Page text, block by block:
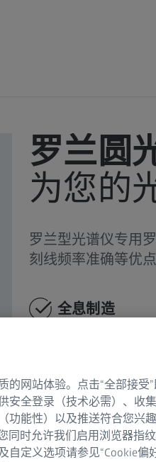
罗兰圆
为您的
罗兰型光谱仪专用
刻线频率准确等优
全息制造
杂散光少
VUV效率高
可随时量产
的网站体验。点击“全部接受
安全登录（技术必需）、收
功能性）以及推送符合您兴
同时允许我们启用浏览器指
定义选项请参见“Cookie偏